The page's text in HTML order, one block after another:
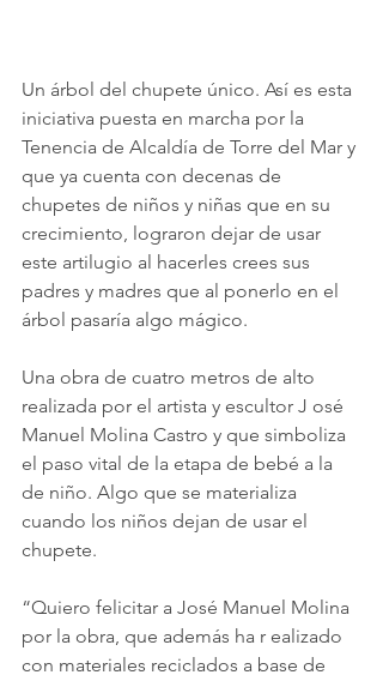
Un árbol del chupete único. Así es esta
iniciativa puesta en marcha por la
Tenencia de Alcaldía de Torre del Mar y
que ya cuenta con decenas de
chupetes de niños y niñas que en su
crecimiento, lograron dejar de usar
este artilugio al hacerles crees sus
padres y madres que al ponerlo en el
árbol pasaría algo mágico.
Una obra de cuatro metros de alto
realizada por el artista y escultor J osé
Manuel Molina Castro y que simboliza
el paso vital de la etapa de bebé a la
de niño. Algo que se materializa
cuando los niños dejan de usar el
chupete.
“Quiero felicitar a José Manuel Molina
por la obra, que además ha r ealizado
con materiales reciclados a base de